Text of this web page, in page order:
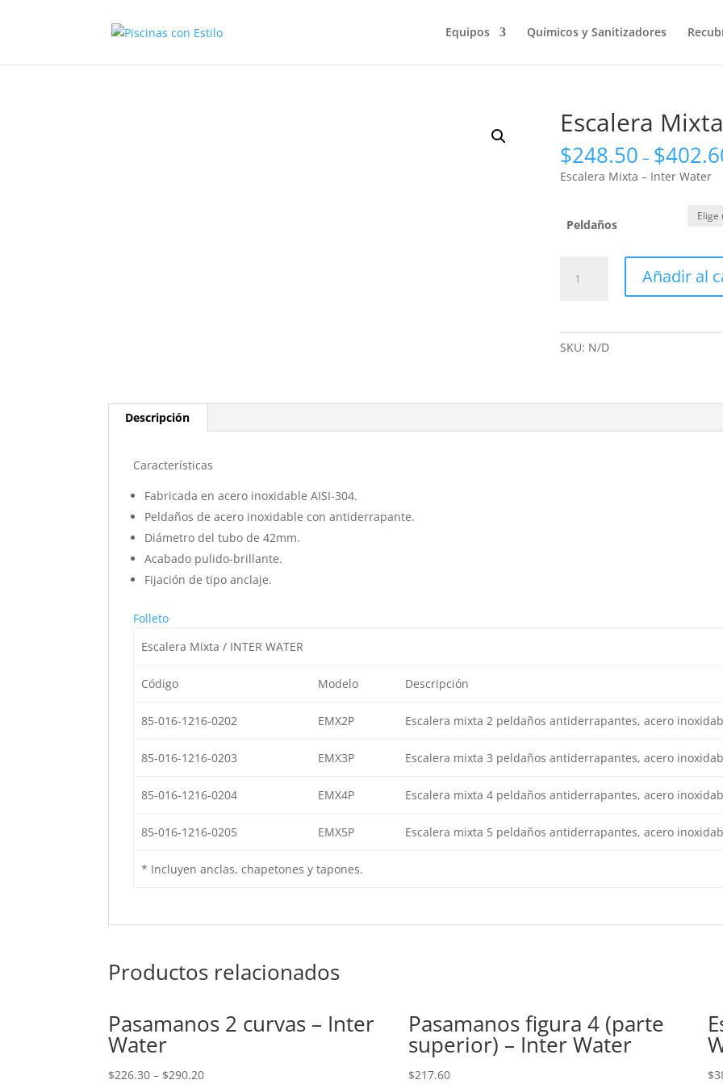
Equipos Químicos y Sanitizadores
productos
Escalera
$248.50 – $
Escalera Mixta – Inter Water
Peldaños
Mixta
Añadir al
SKU: N/D
Descripción
Características
Fabricada en acero inoxidable AISI-304.
Peldaños de acero inoxidable con antiderrapante.
Diámetro del tubo de 42mm.
Acabado pulido-brillante.
Fijación de tipo anclaje.
Folleto
Escalera Mixta / INTER WATER
* Incluyen anclas, chapetones y tapones.
Código Modelo Descripción
85-016-1216-0202 EMX2P Escalera mixta 2 peldaños antiderrapantes, acero
85-016-1216-0203 EMX3P Escalera mixta 3 peldaños antiderrapantes, acero
85-016-1216-0204 EMX4P Escalera mixta 4 peldaños antiderrapantes, acero
85-016-1216-0205 EMX5P Escalera mixta 5 peldaños antiderrapantes, acero
Productos relacionados
Pasamanos 2 curvas – Inter
Water
$226.30 – $290.20
Pasamanos figura 4 (parte
superior) – Inter Water
$217.60 $